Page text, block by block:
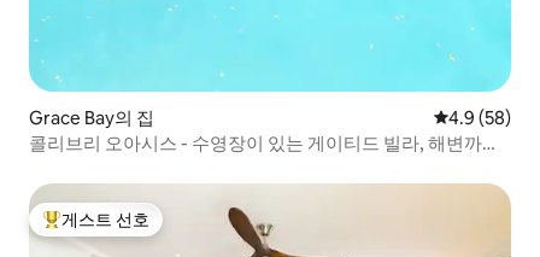
Grace Bay의 집 평점 4.9점(5
4.9 (58)
콜리브리 오아시스 - 수영장이 있는 게이티드 빌라, 해변까지
상위 게스트 선호
게스트 선호